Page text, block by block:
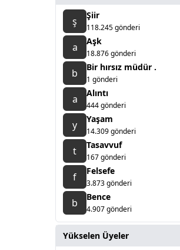
ş Şiir
118.245 gönderi
a Aşk
18.876 gönderi
b Bir hırsız müdür .
1 gönderi
a Alıntı
444 gönderi
y Yaşam
14.309 gönderi
t Tasavvuf
167 gönderi
f Felsefe
3.873 gönderi
b Bence
4.907 gönderi
Yükselen Üyeler